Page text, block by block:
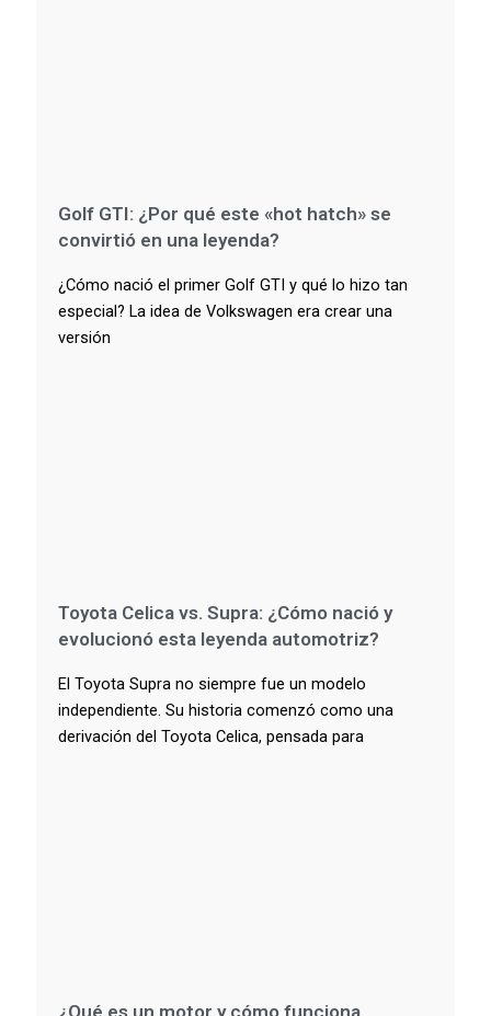
Golf GTI: ¿Por qué este «hot hatch» se
convirtió en una leyenda?
¿Cómo nació el primer Golf GTI y qué lo hizo tan
especial? La idea de Volkswagen era crear una
versión
Toyota Celica vs. Supra: ¿Cómo nació y
evolucionó esta leyenda automotriz?
El Toyota Supra no siempre fue un modelo
independiente. Su historia comenzó como una
derivación del Toyota Celica, pensada para
¿Qué es un motor y cómo funciona